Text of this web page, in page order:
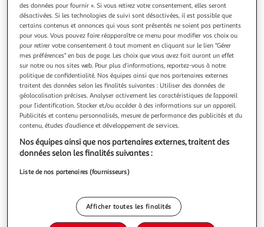
4.0 (5)
BJORG
Boisson végétale soja sans sucres bio
Découvrez la boisson végétale au soja sans sucres Bjorg et
faites place au végétal dans votre quotidien. Bio et riche en
protéines, c'est la boisson idéale du petit déjeuner au
goûter à intégrer dans toutes vos recettes préférées.
En savoir +
Vous voulez connaître le prix de ce produit ?
des données pour fournir ». Si vous retirez votre consentement, elles seront
désactivées. Si les technologies de suivi sont désactivées, il est possible que
certains contenus et annonces qui vous sont présentés ne soient pas pertinents
pour vous. Vous pouvez faire réapparaître ce menu pour modifier vos choix ou
pour retirer votre consentement à tout moment en cliquant sur le lien "Gérer
mes préférences" en bas de page. Les choix que vous avez fait auront un effet
sur notre ou nos sites web. Pour plus d’informations, reportez-vous à notre
politique de confidentialité. Nos équipes ainsi que nos partenaires externes
traitent des données selon les finalités suivantes : Utiliser des données de
géolocalisation précises. Analyser activement les caractéristiques de l’appareil
pour l’identification. Stocker et/ou accéder à des informations sur un appareil.
Publicités et contenu personnalisés, mesure de performance des publicités et du
contenu, études d’audience et développement de services.
Nos équipes ainsi que nos partenaires externes, traitent des
données selon les finalités suivantes :
Liste de nos partenaires (fournisseurs)
Afficher toutes les finalités